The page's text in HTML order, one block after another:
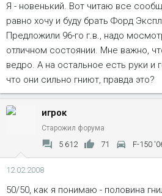
Я - новенький. Вот читаю все
равно хочу и буду брать Форд
Предложили 96-го г.в., надо
отличном состоянии. Мне важно,
ведро. А на остальное есть руки и
что они сильно гниют, правда это?
игрок
Старожил форума
5 612 71 F-150
12.02.2008
50/50, как я понимаю - половина